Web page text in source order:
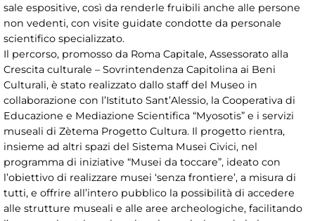
sale espositive, così da renderle fruibili anche alle persone
non vedenti, con visite guidate condotte da personale
scientifico specializzato.
Il percorso, promosso da Roma Capitale, Assessorato alla
Crescita culturale – Sovrintendenza Capitolina ai Beni
Culturali, è stato realizzato dallo staff del Museo in
collaborazione con l’Istituto Sant’Alessio, la Cooperativa di
Educazione e Mediazione Scientifica “Myosotis” e i servizi
museali di Zètema Progetto Cultura. Il progetto rientra,
insieme ad altri spazi del Sistema Musei Civici, nel
programma di iniziative “Musei da toccare”, ideato con
l’obiettivo di realizzare musei ‘senza frontiere’, a misura di
tutti, e offrire all’intero pubblico la possibilità di accedere
alle strutture museali e alle aree archeologiche, facilitando